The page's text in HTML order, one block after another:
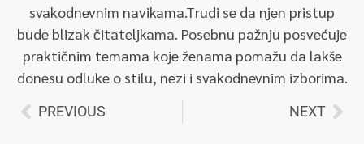
svakodnevnim navikama.Trudi se da njen pristup
bude blizak čitateljkama. Posebnu pažnju posvećuje
praktičnim temama koje ženama pomažu da lakše
donesu odluke o stilu, nezi i svakodnevnim izborima.
PREVIOUS NEXT